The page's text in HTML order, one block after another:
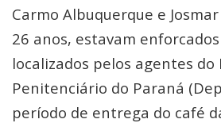
Carmo Albuquerque e
26 anos, estavam
localizados pelos agentes
Penitenciário do Paraná
período de entrega do café